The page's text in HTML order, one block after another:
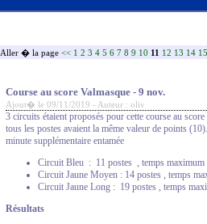
Aller � la page << 1 2 3 4 5 6 7 8 9 10 11 12 13 14 15
Course au score Valmasque - 9 nov.
Ajout� le 09/11/2019 - Auteur : oliv
3 circuits étaient proposés pour cette course au
tous les postes avaient la même valeur de points
minute supplémentaire entamée
Circuit Bleu : 11 postes , temps maximum
Circuit Jaune Moyen : 14 postes , temps
Circuit Jaune Long : 19 postes , temps
Résultats